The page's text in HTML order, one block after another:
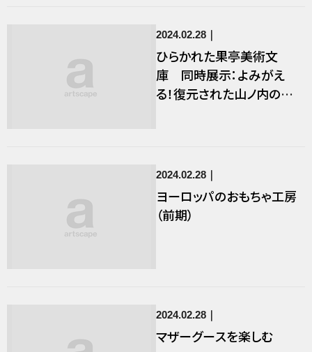
2024.02.28
ひらかれた果亭美術文
庫 同時展示：よみがえ
る！復元された山ノ内の縄
2024.02.28
ヨーロッパのおもちゃ工房
（前期）
2024.02.28
マザーグースを楽しむ